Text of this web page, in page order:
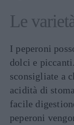
Le
I peperoni
dolci e
sconsigliate a
acidità di
facile
peperoni